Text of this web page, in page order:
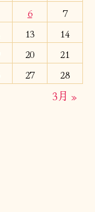
6
7
13
14
20
21
27 28
3月 »